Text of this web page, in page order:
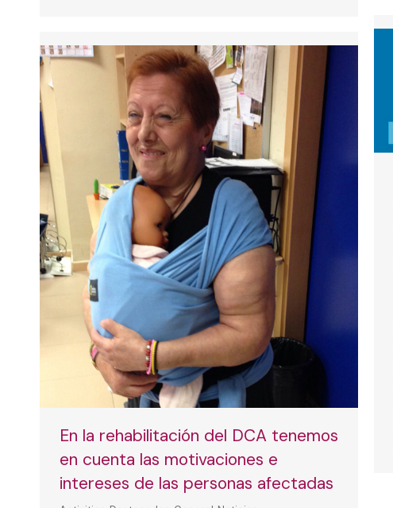
En la rehabilitación del DCA tenemos
en cuenta las motivaciones e
intereses de las personas afectadas